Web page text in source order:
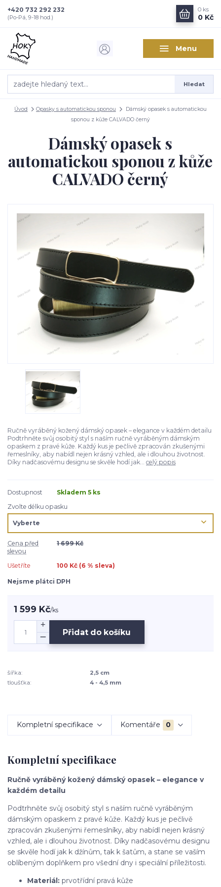
Menu
Hledat
+420 732 292 232
(Po-Pá, 9-18 hod.)
0 ks
0 Kč
Úvod Opasky s automatickou sponou
Dámský opasek s automatickou
sponou z kůže CALVADO černý
Dámský opasek s
automatickou sponou z kůže
CALVADO černý
Ručně vyráběný kožený dámský opasek – elegance v každém detailu
Podtrhněte svůj osobitý styl s naším ručně vyráběným dámským
opaskem z pravé kůže. Každý kus je pečlivě zpracován zkušenými
řemeslníky, aby nabídl nejen krásný vzhled, ale i dlouhou životnost.
Díky nadčasovému designu se skvěle hodí jak... celý popis
Dostupnost
Skladem 5 ks
Zvolte délku opasku
Cena před
slevou
1 699 Kč
Ušetříte 100 Kč (6 % sleva)
Nejsme plátci DPH
1 599 Kč/ks
Přidat do košíku
šířka:
2,5 cm
tloušťka:
4 - 4,5 mm
Kompletní specifikace Komentáře 0
Kompletní specifikace
Ručně vyráběný kožený dámský opasek – elegance v
každém detailu
Podtrhněte svůj osobitý styl s naším ručně vyráběným
dámským opaskem z pravé kůže. Každý kus je pečlivě
zpracován zkušenými řemeslníky, aby nabídl nejen krásný
vzhled, ale i dlouhou životnost. Díky nadčasovému designu
se skvěle hodí jak k džínům, tak k šatům, a stane se vaším
oblíbeným doplňkem pro všední dny i speciální příležitosti.
Materiál: prvotřídní pravá kůže